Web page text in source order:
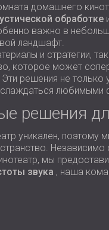
домашнего
обработке
важно в
ландшафт.
и стратегии,
которое может
. Эти решения не
решения
уникален, поэтому
мы
звука , наша